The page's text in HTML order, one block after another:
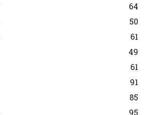
64
50
61
49
61
91
85
95